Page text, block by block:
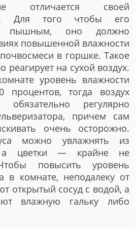
отличается своей
Для того чтобы его
пышным, оно должно
повышенной влажности
в горшке. Такое
реагирует на сухой воздух.
уровень влажности
процентов, тогда воздух
обязательно регулярно
причем сам
очень осторожно.
можно увлажнять из
а цветки ― крайне не
повысить уровень
в комнате, неподалеку от
открытый сосуд с водой, а
влажную гальку либо